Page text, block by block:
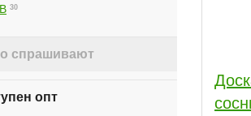
30
спрашивают
опт